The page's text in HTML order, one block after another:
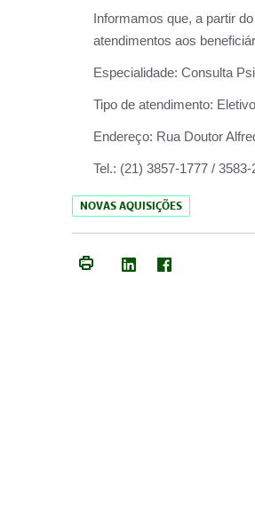
Informamos que, a partir do
atendimentos aos
Especialidade: Consulta
Tipo de atendimento:
Endereço: Rua Doutor
Tel.: (21) 3857-1777 / 3583-
NOVAS AQUISIÇÕES